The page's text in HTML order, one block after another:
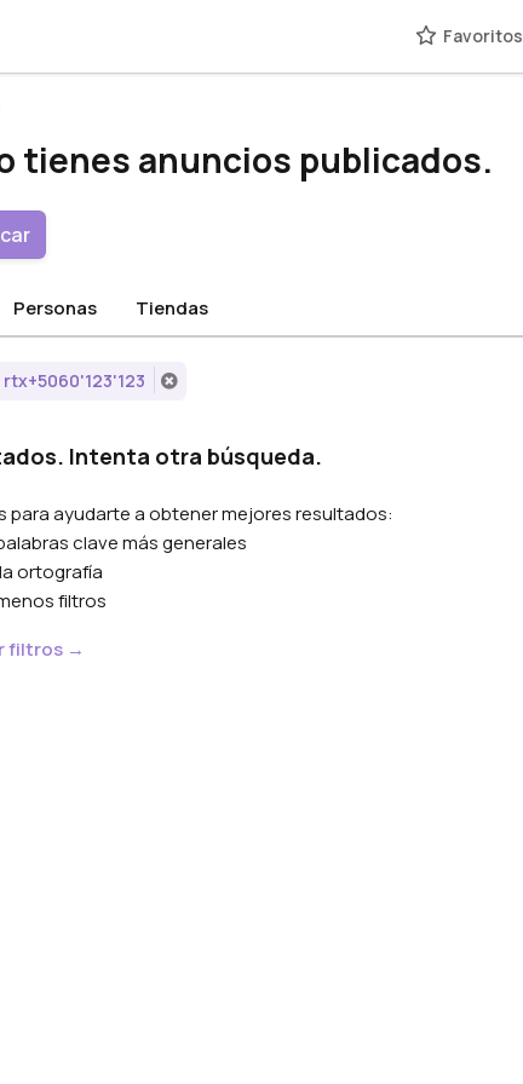
Favoritos
tienes anuncios publicados.
Personas Tiendas
Intenta otra búsqueda.
para ayudarte a obtener mejores resultados:
clave más generales
ortografía
filtros
filtros →